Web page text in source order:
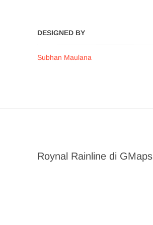
DESIGNED BY
Subhan Maulana
Roynal Rainline di GMaps